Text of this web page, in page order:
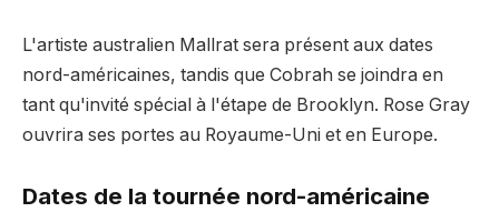
L'artiste australien Mallrat sera présent aux dates
nord-américaines, tandis que Cobrah se joindra en
tant qu'invité spécial à l'étape de Brooklyn. Rose Gray
ouvrira ses portes au Royaume-Uni et en Europe.
Dates de la tournée nord-américaine